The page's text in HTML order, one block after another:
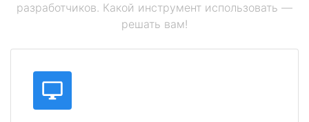
разработчиков. Какой инструмент использовать —
решать вам!